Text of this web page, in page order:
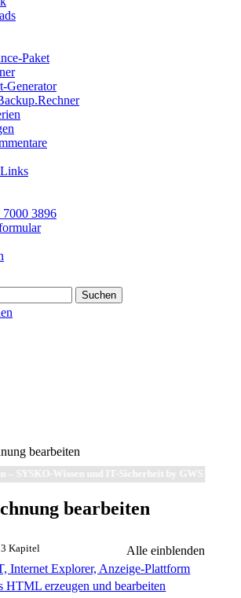
Paket
Generator
3896
Suchen
bearbeiten
– SYSKO-Wissen und IT-Sicherheit by GWS
bearbeiten
3 Kapitel
Internet Explorer, Anzeige-Plattform
HTML erzeugen und bearbeiten
Alle einblenden